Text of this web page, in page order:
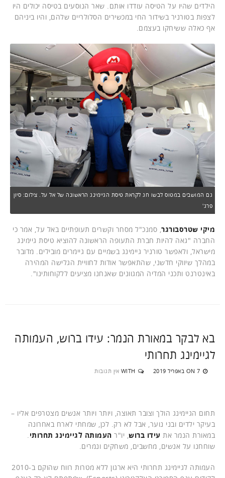
הילדים שהיו על הטיסה עודדו אותם. שאר הנוסעים בטיסה יכולים היו
לצפות בטורניר בשידור החי במכשירים הסלולריים שלהם, והיו ביניהם
אף כאלה ששיחקו בעצמם.
גם המושבים במטוס לבשו חג לקראת טיסת הגיימינג הראשונה של אל על. צילום: סיון
פרג'
מיקי שטרסבורגר, סמנכ"ל מסחר וקשרים תעופתיים באל על, אמר כי
החברה "גאה להיות חברת התעופה הראשונה להוציא טיסת גיימינג
מישראל, ולאפשר טורניר גיימינג בשמיים עם גיימרים מובילים. מדובר
במהלך שיווקי חדשני, שהתאפשר אודות לחוויית הגלישה המהירה
באינטרנט ותכני המדיה המגוונים שאנחנו מציעים ללקוחותינו".
בא לבקר במאורת הנמר: עידו ברוש, העמותה
לגיימינג תחרותי
ON 7 באפריל 2019 WITH אין תגובות
תחום הגיימינג הולך וצובר תאוצה, ויותר ויותר אנשים מצטרפים אליו –
בעיקר ילדים ובני נוער, אבל לא רק. לכן, שמחתי לארח באחרונה
במאורת הנמר את עידו ברוש, יו"ר העמותה לגיימינג תחרותי.
שוחחנו על אנשים, מחשבים, משחקים ונמרים.
העמותה לגיימינג תחרותי היא ארגון ללא מטרות רווח שהוקם ב-2010